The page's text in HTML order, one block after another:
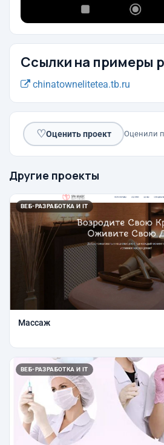
Ссылки на примеры
chinatownelitetea.tb.ru
♡Оценить проект Оценили
Другие проекты
ВЕБ-РАЗРАБОТКА И IT
Массаж
ВЕБ-РАЗРАБОТКА И IT